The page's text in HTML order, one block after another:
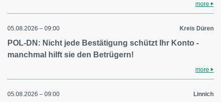
more
05.08.2026 – 09:00 Kreis Düren
POL-DN: Nicht jede Bestätigung schützt Ihr Konto -
manchmal hilft sie den Betrügern!
more
05.08.2026 – 09:00 Linnich